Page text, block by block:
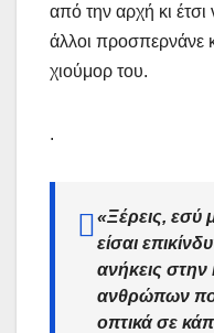
από την αρχή κι
άλλοι προσπερνάνε
χιούμορ του.
.
«Ξέρεις, εσύ
είσαι
ανήκεις στην
ανθρώπων
οπτικά σε